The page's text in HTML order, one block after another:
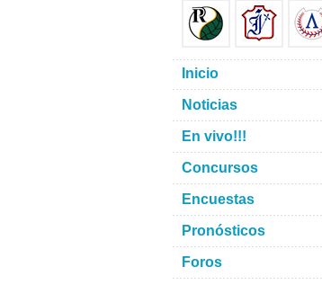
Inicio
Noticias
En vivo!!!
Concursos
Encuestas
Pronósticos
Foros